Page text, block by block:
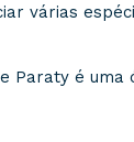
várias
Paraty é uma